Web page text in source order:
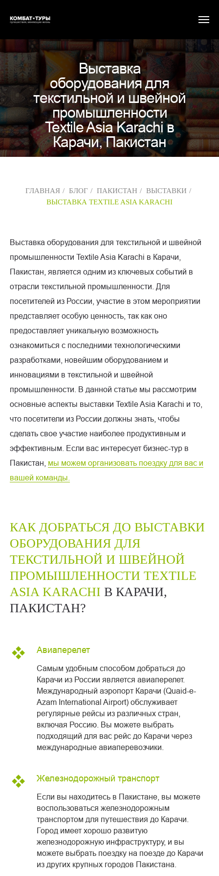
Выставка
оборудования для
текстильной и швейной
промышленности
Textile Asia Karachi в
Карачи, Пакистан
ГЛАВНАЯ / БЛОГ / ПАКИСТАН / ВЫСТАВКИ /
ВЫСТАВКА TEXTILE ASIA KARACHI
Выставка оборудования для текстильной и швейной
промышленности Textile Asia Karachi в Карачи,
Пакистан, является одним из ключевых событий в
отрасли текстильной промышленности. Для
посетителей из России, участие в этом мероприятии
представляет особую ценность, так как оно
предоставляет уникальную возможность
ознакомиться с последними технологическими
разработками, новейшим оборудованием и
инновациями в текстильной и швейной
промышленности. В данной статье мы рассмотрим
основные аспекты выставки Textile Asia Karachi и то,
что посетители из России должны знать, чтобы
сделать свое участие наиболее продуктивным и
эффективным. Если вас интересует бизнес-тур в
Пакистан, мы можем организовать поездку для вас и
вашей команды.
КАК ДОБРАТЬСЯ ДО ВЫСТАВКИ
ОБОРУДОВАНИЯ ДЛЯ
ТЕКСТИЛЬНОЙ И ШВЕЙНОЙ
ПРОМЫШЛЕННОСТИ TEXTILE
ASIA KARACHI В КАРАЧИ,
ПАКИСТАН?
Авиаперелет
Самым удобным способом добраться до
Карачи из России является авиаперелет.
Международный аэропорт Карачи (Quaid-e-
Azam International Airport) обслуживает
регулярные рейсы из различных стран,
включая Россию. Вы можете выбрать
подходящий для вас рейс до Карачи через
международные авиаперевозчики.
Железнодорожный транспорт
Если вы находитесь в Пакистане, вы можете
воспользоваться железнодорожным
транспортом для путешествия до Карачи.
Город имеет хорошо развитую
железнодорожную инфраструктуру, и вы
можете выбрать поездку на поезде до Карачи
из других крупных городов Пакистана.